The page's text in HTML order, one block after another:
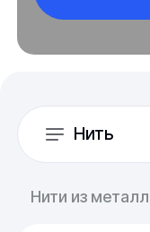
Нить
Нити из